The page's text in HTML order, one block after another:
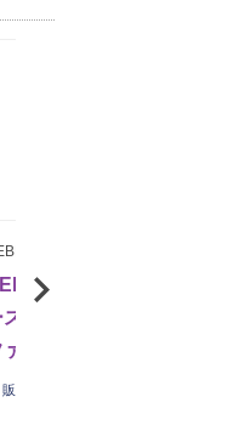
FACE-LIFT
ディビュ
ス BTクッション
ァンデーション
販売価格